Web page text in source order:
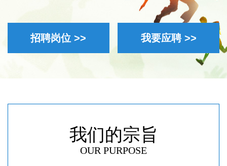
招聘岗位 >> 我要应聘 >>
我们的宗旨
OUR PURPOSE